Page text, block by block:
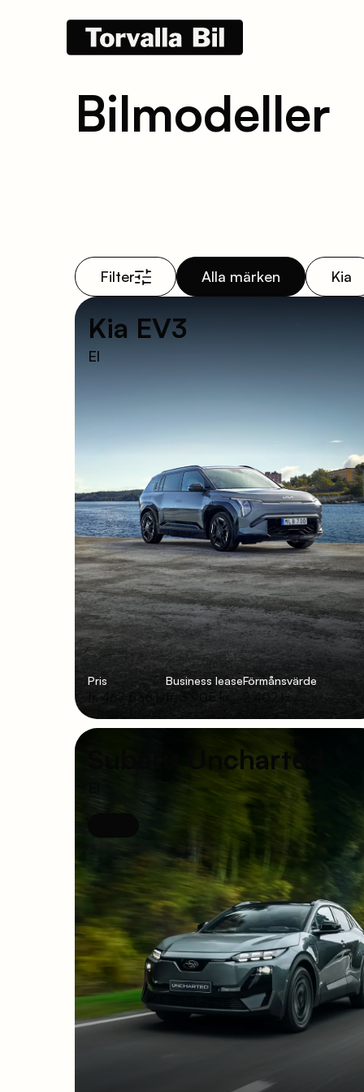
Bilmodeller
Filter Alla märken Kia
Kia EV3
El
Pris
fr. 467 636 kr
Business lease
fr. 3 905 kr
Förmånsvärde
2 402 kr
Subaru Uncharted